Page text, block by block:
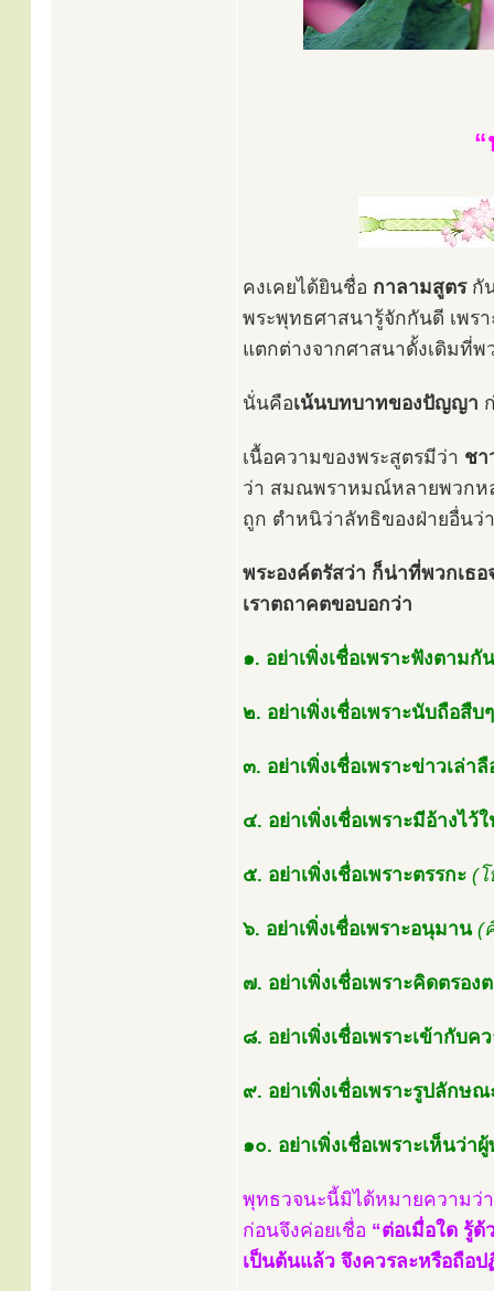
คงเคยได้ยินชื่อ กาลามสูตร กั
พระพุทธศาสนารู้จักกันดี เพร
แตกต่างจากศาสนาดั้งเดิมที่พ
นั่นคือเน้นบทบาทของปัญญา
เนื้อความของพระสูตรมีว่า ชา
ว่า สมณพราหมณ์หลายพวกห
ถูก ตำหนิว่าลัทธิของฝ่ายอื่นว่
พระองค์ตรัสว่า ก็น่าที่พวกเธ
เราตถาคตขอบอกว่า
๑. อย่าเพิ่งเชื่อเพราะฟังตามกั
๒. อย่าเพิ่งเชื่อเพราะนับถือสืบ
๓. อย่าเพิ่งเชื่อเพราะข่าวเล่าลื
๔. อย่าเพิ่งเชื่อเพราะมีอ้างไว้
๕. อย่าเพิ่งเชื่อเพราะตรรกะ (โ
๖. อย่าเพิ่งเชื่อเพราะอนุมาน (
๗. อย่าเพิ่งเชื่อเพราะคิดตรอ
๘. อย่าเพิ่งเชื่อเพราะเข้ากับค
๙. อย่าเพิ่งเชื่อเพราะรูปลักษ
๑๐. อย่าเพิ่งเชื่อเพราะเห็นว่า
พุทธวจนะนี้มิได้หมายความว่
ก่อนจึงค่อยเชื่อ “ต่อเมื่อใด รู้
เป็นต้นแล้ว จึงควรละหรือถือ